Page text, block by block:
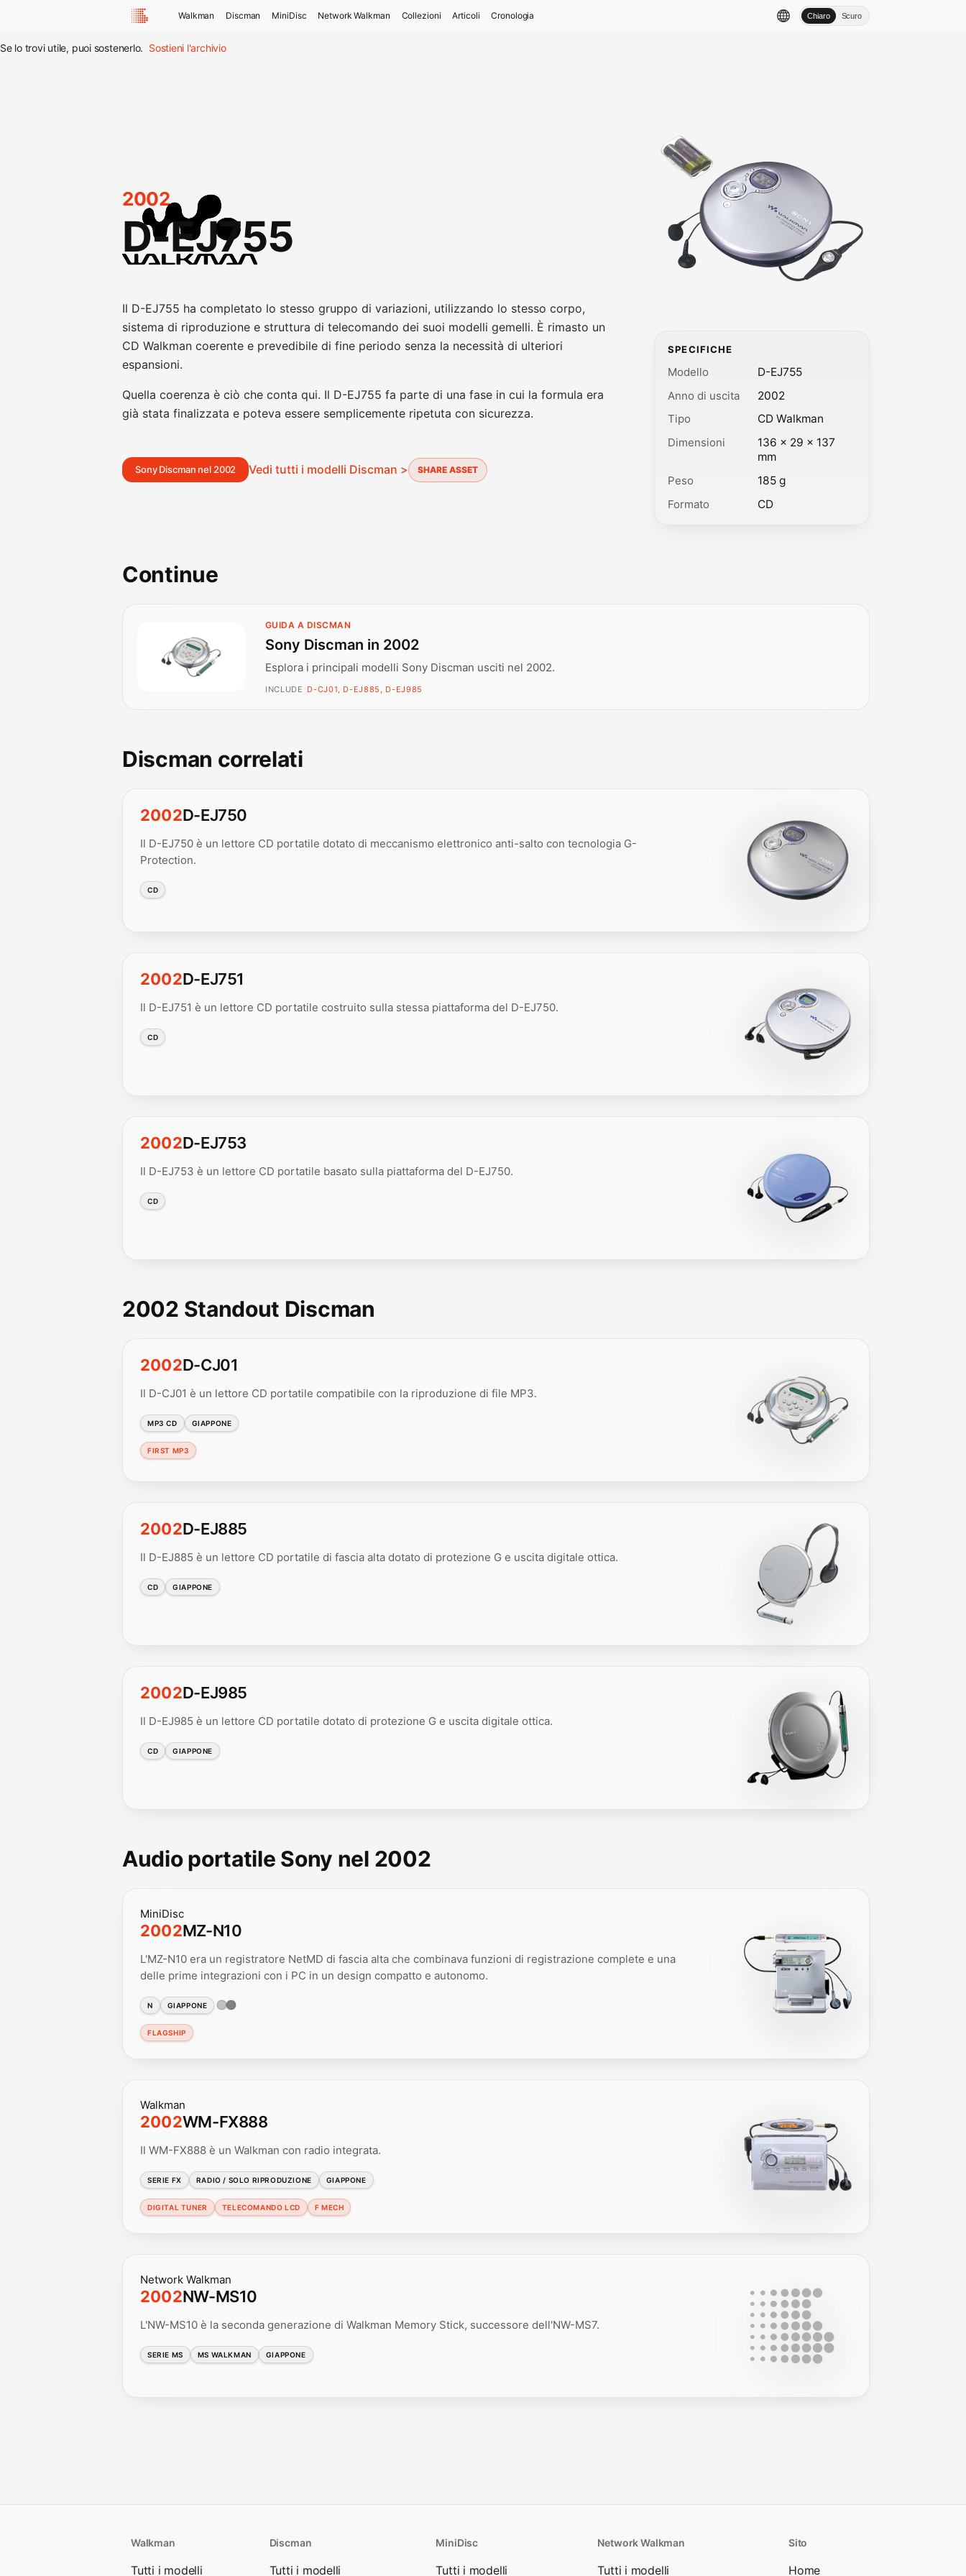
Walkman Discman MiniDisc Network Walkman Collezioni Articoli Cronologia Chiaro Scuro
Se lo trovi utile, puoi sostenerlo. Sostieni l'archivio
2002
D-EJ755
Il D-EJ755 ha completato lo stesso gruppo di variazioni, utilizzando lo stesso corpo,
sistema di riproduzione e struttura di telecomando dei suoi modelli gemelli. È rimasto un
CD Walkman coerente e prevedibile di fine periodo senza la necessità di ulteriori
espansioni.
Quella coerenza è ciò che conta qui. Il D-EJ755 fa parte di una fase in cui la formula era
già stata finalizzata e poteva essere semplicemente ripetuta con sicurezza.
Sony Discman nel 2002 Vedi tutti i modelli Discman > SHARE ASSET
SPECIFICHE
Modello
D-EJ755
Anno di uscita
2002
Tipo
CD Walkman
Dimensioni
136 × 29 × 137
mm
Peso
185 g
Formato
CD
Continue
GUIDA A DISCMAN
Sony Discman in 2002
Esplora i principali modelli Sony Discman usciti nel 2002.
INCLUDE D-CJ01, D-EJ885, D-EJ985
Discman correlati
2002D-EJ750
Il D-EJ750 è un lettore CD portatile dotato di meccanismo elettronico anti-salto con tecnologia G-
Protection.
CD
2002D-EJ751
Il D-EJ751 è un lettore CD portatile costruito sulla stessa piattaforma del D-EJ750.
CD
2002D-EJ753
Il D-EJ753 è un lettore CD portatile basato sulla piattaforma del D-EJ750.
CD
2002 Standout Discman
2002D-CJ01
Il D-CJ01 è un lettore CD portatile compatibile con la riproduzione di file MP3.
MP3 CD GIAPPONE
FIRST MP3
2002D-EJ885
Il D-EJ885 è un lettore CD portatile di fascia alta dotato di protezione G e uscita digitale ottica.
CD GIAPPONE
2002D-EJ985
Il D-EJ985 è un lettore CD portatile dotato di protezione G e uscita digitale ottica.
CD GIAPPONE
Audio portatile Sony nel 2002
MiniDisc
2002MZ-N10
L'MZ-N10 era un registratore NetMD di fascia alta che combinava funzioni di registrazione complete e una
delle prime integrazioni con i PC in un design compatto e autonomo.
N GIAPPONE
FLAGSHIP
Walkman
2002WM-FX888
Il WM-FX888 è un Walkman con radio integrata.
SERIE FX RADIO / SOLO RIPRODUZIONE GIAPPONE
DIGITAL TUNER TELECOMANDO LCD F MECH
Network Walkman
2002NW-MS10
L'NW-MS10 è la seconda generazione di Walkman Memory Stick, successore dell'NW-MS7.
SERIE MS MS WALKMAN GIAPPONE
Walkman
Tutti i modelli
Discman
Tutti i modelli
MiniDisc
Tutti i modelli
Network Walkman
Tutti i modelli
Sito
Home